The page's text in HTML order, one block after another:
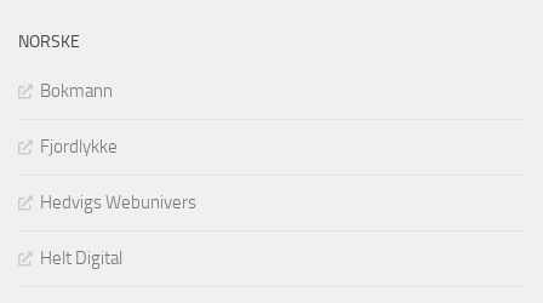
NORSKE
Bokmann
Fjordlykke
Hedvigs Webunivers
Helt Digital